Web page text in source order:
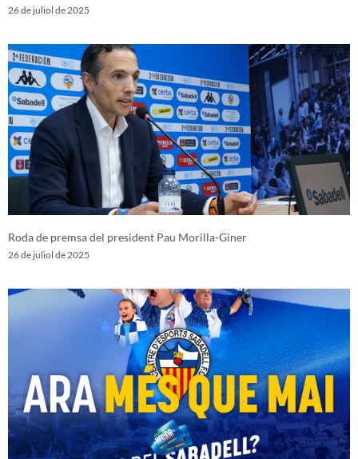
26 de juliol de 2025
Roda de premsa del president Pau Morilla-Giner
26 de juliol de 2025